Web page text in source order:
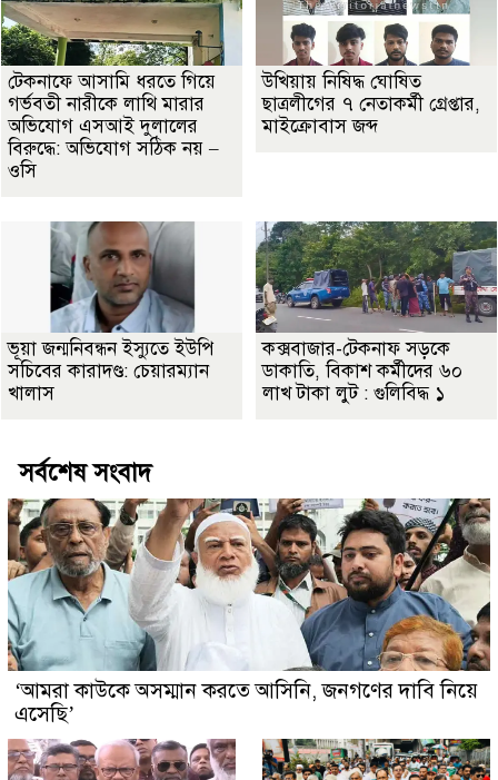
টেকনাফে আসামি ধরতে গিয়ে
গর্ভবতী নারীকে লাথি মারার
অভিযোগ এসআই দুলালের
বিরুদ্ধে: অভিযোগ সঠিক নয় –
ওসি
উখিয়ায় নিষিদ্ধ ঘোষিত
ছাত্রলীগের ৭ নেতাকর্মী গ্রেপ্তার,
মাইক্রোবাস জব্দ
ভূয়া জন্মনিবন্ধন ইস্যুতে ইউপি
সচিবের কারাদণ্ড: চেয়ারম্যান
খালাস
কক্সবাজার-টেকনাফ সড়কে
ডাকাতি, বিকাশ কর্মীদের ৬০
লাখ টাকা লুট : গুলিবিদ্ধ ১
সর্বশেষ সংবাদ
‘আমরা কাউকে অসম্মান করতে আসিনি, জনগণের দাবি নিয়ে
এসেছি’